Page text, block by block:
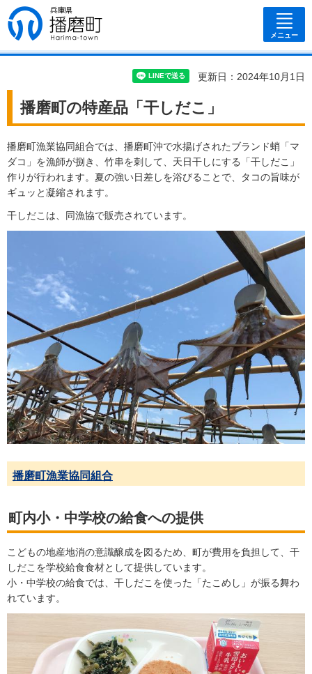
兵庫県 播磨
町
メニュー
更新日：2024年10月1日
播磨町の特産品「干しだこ」
播磨町漁業協同組合では、播磨町沖で水揚げされたブランド蛸「マ
ダコ」を漁師が捌き、竹串を刺して、天日干しにする「干しだこ」
作りが行われます。夏の強い日差しを浴びることで、タコの旨味が
ギュッと凝縮されます。
干しだこは、同漁協で販売されています。
播磨町漁業協同組合
町内小・中学校の給食への提供
こどもの地産地消の意識醸成を図るため、町が費用を負担して、干
しだこを学校給食食材として提供しています。
小・中学校の給食では、干しだこを使った「たこめし」が振る舞わ
れています。